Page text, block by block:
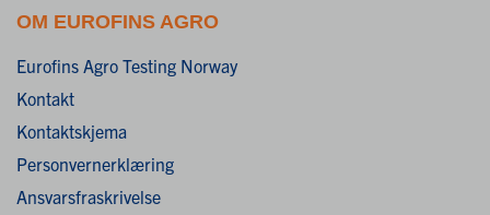
OM EUROFINS AGRO
Eurofins Agro Testing Norway
Kontakt
Kontaktskjema
Personvernerklæring
Ansvarsfraskrivelse